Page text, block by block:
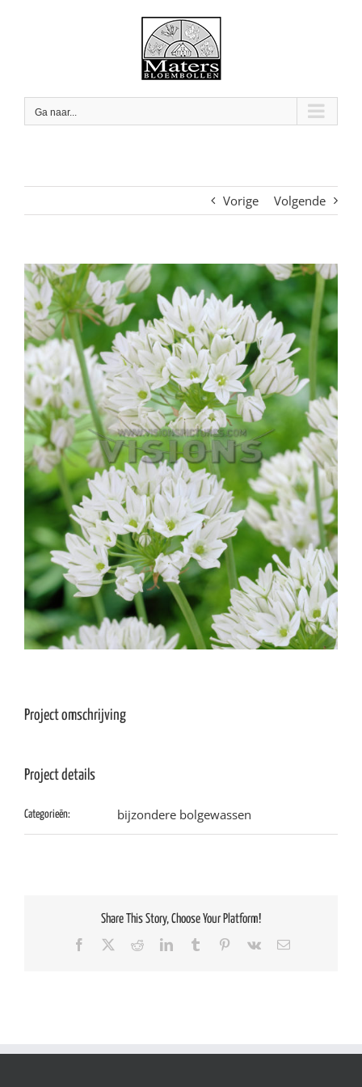
Ga naar...
Vorige Volgende
View
Larger
Image
Project omschrijving
Project details
Categorieën: bijzondere bolgewassen
Share This Story, Choose Your Platform!
Facebook RedditLinkedInTumblr Pinterest
Vk
E-